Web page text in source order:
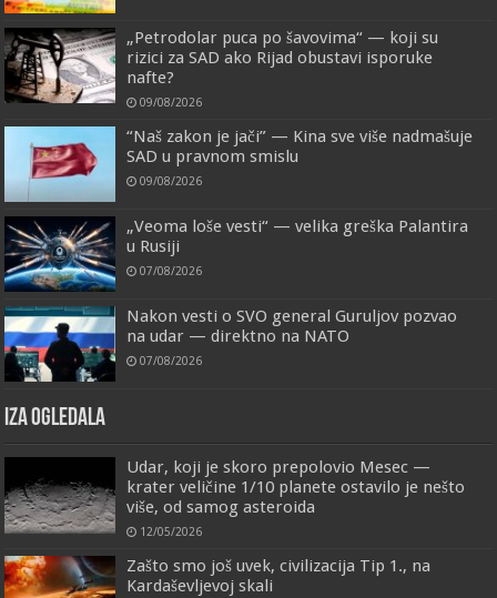
„Petrodolar puca po šavovima“ — koji su
rizici za SAD ako Rijad obustavi isporuke
nafte?
09/08/2026
“Naš zakon je jači” — Kina sve više nadmašuje
SAD u pravnom smislu
09/08/2026
„Veoma loše vesti“ — velika greška Palantira
u Rusiji
07/08/2026
Nakon vesti o SVO general Guruljov pozvao
na udar — direktno na NATO
07/08/2026
IZA OGLEDALA
Udar, koji je skoro prepolovio Mesec —
krater veličine 1/10 planete ostavilo je nešto
više, od samog asteroida
12/05/2026
Zašto smo još uvek, civilizacija Tip 1., na
Kardaševljevoj skali